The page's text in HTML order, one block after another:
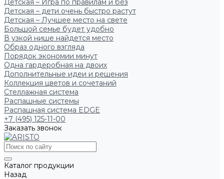
Детская – Игра по правилам и без
Детская – дети очень быстро растут
Детская – Лучшее место на свете
Большой семье будет удобно
В узкой нише найдется место
Образ одного взгляда
Порядок экономии минут
Одна гардеробная на двоих
Дополнительные идеи и решения
Коллекция цветов и сочетаний
Стеллажная система
Распашные системы
Распашная система EDGE
+7 (495) 125-11-00
Заказать звонок
Каталог продукции
Назад